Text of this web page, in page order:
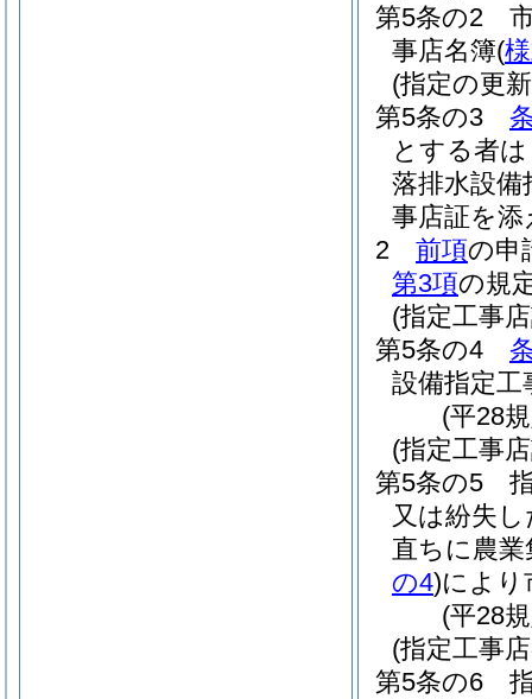
第5条の2
事店名簿(
(指定の更
第5条の3
とする者
落排水設備
事店証を
2
前項の申
第3項の規
(指定工事
第5条の4
設備指定工
(平28
(指定工事
第5条の5
又は紛失
直ちに農業
の4)により
(平28
(指定工事
第5条の6